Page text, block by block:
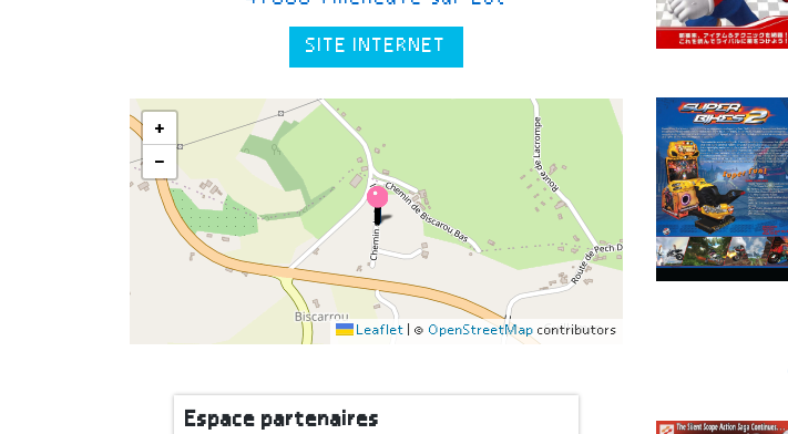
SITE INTERNET
+
−
Leaflet © OpenStreetMap contributors
Espace partenaires